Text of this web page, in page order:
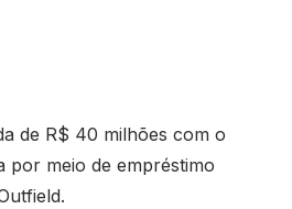
de R$ 40 milhões com o
por meio de empréstimo